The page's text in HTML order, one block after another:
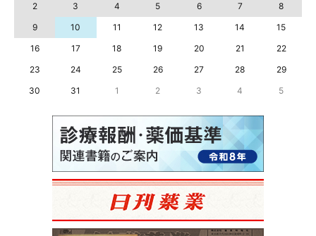
2
3 4 5 6 7
8
9
10 11 12 13 14
15
16
17 18 19 20 21
22
23
24 25 26 27 28
29
30
31 1 2 3 4 5